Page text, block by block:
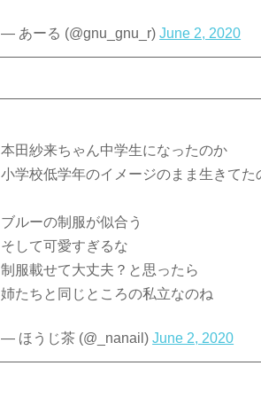
— あーる (@gnu_gnu_r)June 2, 2020
本田紗来ちゃん中学生になったのか
小学校低学年のイメージのまま生きてた
ブルーの制服が似合う
そして可愛すぎるな
制服載せて大丈夫？と思ったら
姉たちと同じところの私立なのね
— ほうじ茶 (@_nanail)June 2, 2020